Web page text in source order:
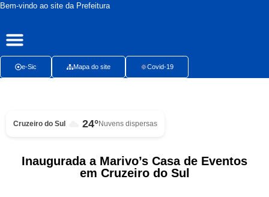
Bem-vindo ao site da Prefeitura
e-Sic Mapa do site Covid-19
Cruzeiro do Sul 24°Nuvens dispersas
Inaugurada a Marivo’s Casa de Eventos
em Cruzeiro do Sul